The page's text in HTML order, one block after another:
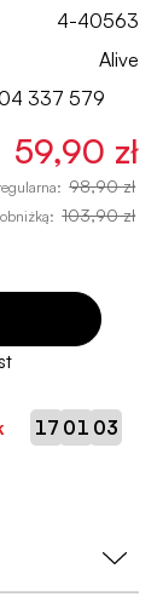
4-40563
Alive
337 579
59,90 zł
98,90 zł
103,90 zł
17 01 02